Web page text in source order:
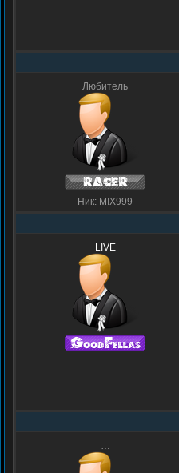
Любитель
Ник: MIX999
LIVE
…